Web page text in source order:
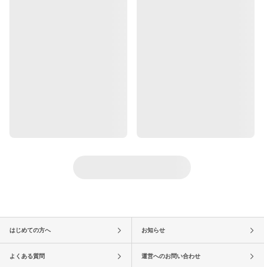
はじめての方へ お知らせ
よくある質問 運営へのお問い合わせ